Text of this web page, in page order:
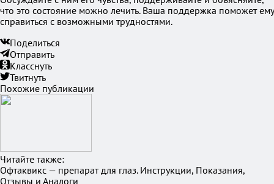
что это состояние можно лечить. Ваша поддержка поможет ему
справиться с возможными трудностями.
Поделиться
Отправить
Класснуть
Твитнуть
Похожие публикации
Читайте также:
Офтаквикс — препарат для глаз. Инструкции, Показания,
Отзывы и Аналоги